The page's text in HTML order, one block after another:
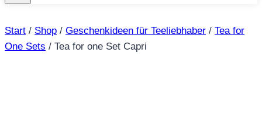
Start / Shop / Geschenkideen für Teeliebhaber / Tea for
One Sets / Tea for one Set Capri